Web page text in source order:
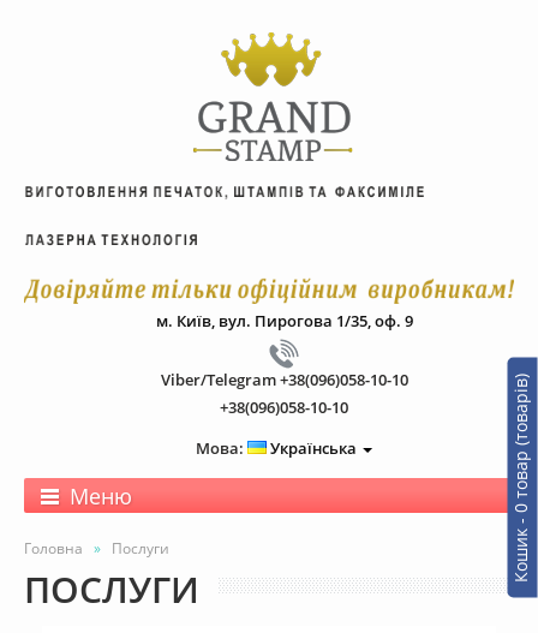
м. Київ, вул. Пирогова 1/35, оф. 9
Viber/Telegram +38(096)058-10-10
+38(096)058-10-10
Мова:
Українська
Кошик -
0
т
о
в
а
р
(
т
о
в
а
р
і
в
)
-
0
.
0
г
р
Меню
Головна Послуги
ПОСЛУГИ